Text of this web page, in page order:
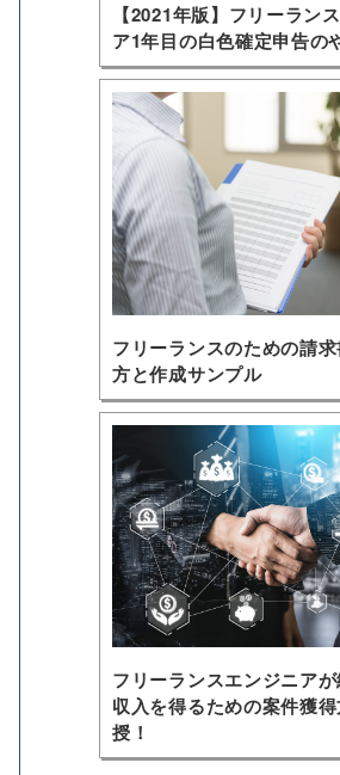
【2021年版】フリーラン
ア1年目の白色確定申告の
フリーランスのための請
方と作成サンプル
フリーランスエンジニア
収入を得るための案件獲
授！